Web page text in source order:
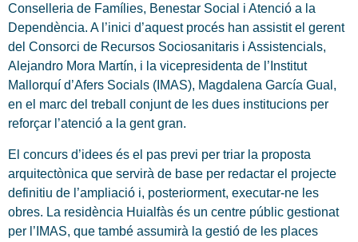
Conselleria de Famílies, Benestar Social i Atenció a la
Dependència. A l’inici d’aquest procés han assistit el gerent
del Consorci de Recursos Sociosanitaris i Assistencials,
Alejandro Mora Martín, i la vicepresidenta de l’Institut
Mallorquí d’Afers Socials (IMAS), Magdalena García Gual,
en el marc del treball conjunt de les dues institucions per
reforçar l’atenció a la gent gran.
El concurs d’idees és el pas previ per triar la proposta
arquitectònica que servirà de base per redactar el projecte
definitiu de l’ampliació i, posteriorment, executar-ne les
obres. La residència Huialfàs és un centre públic gestionat
per l’IMAS, que també assumirà la gestió de les places